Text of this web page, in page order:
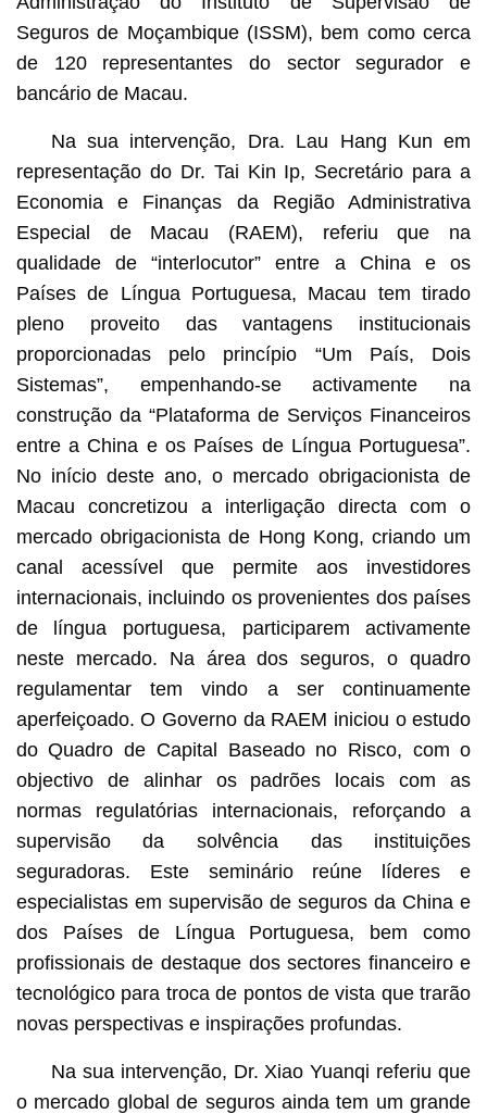
Seguros de Moçambique (ISSM), bem como cerca
de 120 representantes do sector segurador e
bancário de Macau.
Na sua intervenção, Dra. Lau Hang Kun em
representação do Dr. Tai Kin Ip, Secretário para a
Economia e Finanças da Região Administrativa
Especial de Macau (RAEM), referiu que na
qualidade de “interlocutor” entre a China e os
Países de Língua Portuguesa, Macau tem tirado
pleno proveito das vantagens institucionais
proporcionadas pelo princípio “Um País, Dois
Sistemas”, empenhando-se activamente na
construção da “Plataforma de Serviços Financeiros
entre a China e os Países de Língua Portuguesa”.
No início deste ano, o mercado obrigacionista de
Macau concretizou a interligação directa com o
mercado obrigacionista de Hong Kong, criando um
canal acessível que permite aos investidores
internacionais, incluindo os provenientes dos países
de língua portuguesa, participarem activamente
neste mercado. Na área dos seguros, o quadro
regulamentar tem vindo a ser continuamente
aperfeiçoado. O Governo da RAEM iniciou o estudo
do Quadro de Capital Baseado no Risco, com o
objectivo de alinhar os padrões locais com as
normas regulatórias internacionais, reforçando a
supervisão da solvência das instituições
seguradoras. Este seminário reúne líderes e
especialistas em supervisão de seguros da China e
dos Países de Língua Portuguesa, bem como
profissionais de destaque dos sectores financeiro e
tecnológico para troca de pontos de vista que trarão
novas perspectivas e inspirações profundas.
Na sua intervenção, Dr. Xiao Yuanqi referiu que
o mercado global de seguros ainda tem um grande